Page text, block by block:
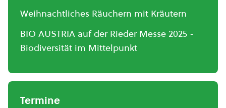
Weihnachtliches Räuchern mit Kräutern
BIO AUSTRIA auf der Rieder Messe 2025 -
Biodiversität im Mittelpunkt
Termine